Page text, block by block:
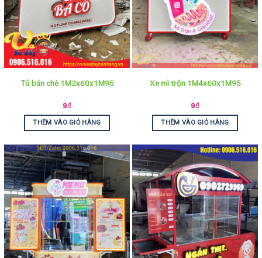
Tủ bán chè 1M2x60x1M95
9₫
THÊM VÀO GIỎ HÀNG
Xe mì trộn 1M4x60x1M95
9₫
THÊM VÀO GIỎ HÀNG